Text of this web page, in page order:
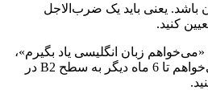
یعنی باید یک ضرب‌الاجل
زبان انگلیسی یاد بگیرم»،
هدف مشخص‌تری مانند «می‌خواهم تا 6 ماه دیگر به سطح B2 در